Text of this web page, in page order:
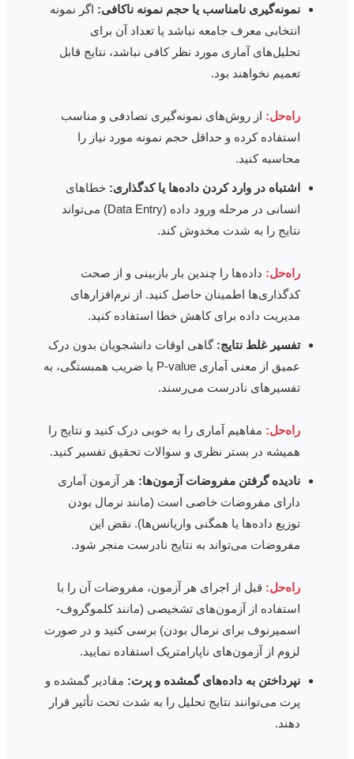
نمونه‌گیری نامناسب یا حجم نمونه ناکافی:اگر نمونه
انتخابی معرف جامعه نباشد یا تعداد آن برای
تحلیل‌های آماری مورد نظر کافی نباشد، نتایج قابل
تعمیم نخواهند بود.
راه‌حل:از روش‌های نمونه‌گیری تصادفی و مناسب
استفاده کرده و حداقل حجم نمونه مورد نیاز را
محاسبه کنید.
اشتباه در وارد کردن داده‌ها یا کدگذاری:خطاهای
انسانی در مرحله ورود داده (Data Entry) می‌تواند
نتایج را به شدت مخدوش کند.
راه‌حل:داده‌ها را چندین بار بازبینی و از صحت
کدگذاری‌ها اطمینان حاصل کنید. از نرم‌افزارهای
مدیریت داده برای کاهش خطا استفاده کنید.
تفسیر غلط نتایج:گاهی اوقات دانشجویان بدون درک
عمیق از معنی آماری P-value یا ضریب همبستگی، به
تفسیرهای نادرست می‌رسند.
راه‌حل:مفاهیم آماری را به خوبی درک کنید و نتایج را
همیشه در بستر نظری و سوالات تحقیق تفسیر کنید.
نادیده گرفتن مفروضات آزمون‌ها:هر آزمون آماری
دارای مفروضات خاصی است (مانند نرمال بودن
توزیع داده‌ها یا همگنی واریانس‌ها). نقض این
مفروضات می‌تواند به نتایج نادرست منجر شود.
راه‌حل:قبل از اجرای هر آزمون، مفروضات آن را با
استفاده از آزمون‌های تشخیصی (مانند کلموگروف-
اسمیرنوف برای نرمال بودن) برسی کنید و در صورت
لزوم از آزمون‌های ناپارامتریک استفاده نمایید.
نپرداختن به داده‌های گمشده و پرت: مقادیر گمشده و
پرت می‌توانند نتایج تحلیل را به شدت تحت تأثیر قرار